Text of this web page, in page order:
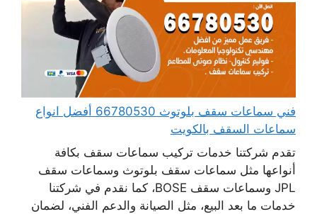
فني سماعات سقف بلوتوث 66780530 أفضل انواع
سماعات السقف بالكويت
تقدم شركتنا خدمات تركيب سماعات سقف بكافة
أنواعها مثل سماعات سقف بلوتوث وسماعات سقف
JPL وسماعات سقف BOSE، كما نقدم في شركتنا
خدمات ما بعد البيع، مثل الصيانة والدعم الفني، لضمان